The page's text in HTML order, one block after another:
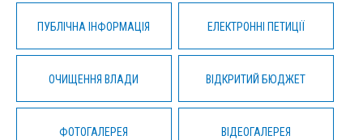
ПУБЛІЧНА ІНФОРМАЦІЯ ЕЛЕКТРОННІ ПЕТИЦІЇ
ОЧИЩЕННЯ ВЛАДИ ВІДКРИТИЙ БЮДЖЕТ
ФОТОГАЛЕРЕЯ ВІДЕОГАЛЕРЕЯ